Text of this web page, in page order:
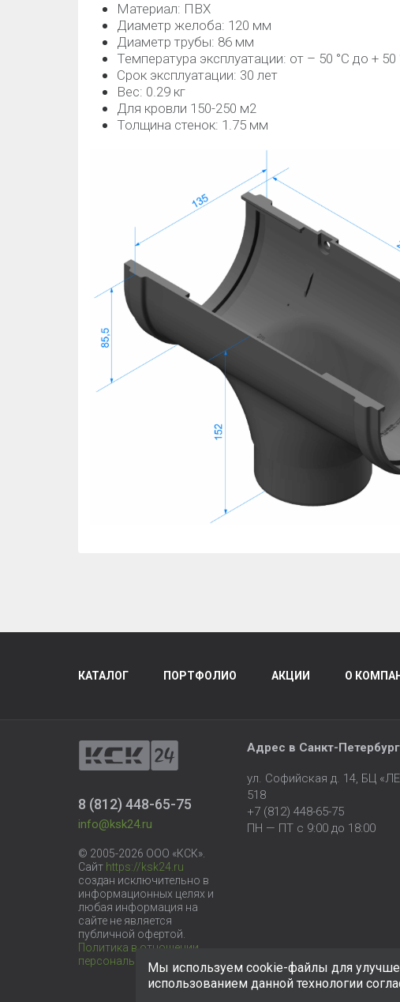
Материал: ПВХ
Диаметр желоба: 120 мм
Диаметр трубы: 86 мм
Температура эксплуатации: от – 50 °C до + 50
Срок эксплуатации: 30 лет
Вес: 0.29 кг
Для кровли 150-250 м2
Толщина стенок: 1.75 мм
КАТАЛОГ ПОРТФОЛИО АКЦИИ О
8 (812) 448-65-75
info@ksk24.ru
© 2005-2026 ООО «КСК».
Сайт https://ksk24.ru
создан исключительно в
информационных целях и
любая информация на
сайте не является
публичной офертой.
Политика в отношении
персональных данных
Адрес в Санкт-
ул. Софийская д. 14, БЦ
518
+7 (812) 448-65-75
ПН — ПТ с 9:00 до 18:00
Мы используем cookie-файлы для
использованием данной технологии